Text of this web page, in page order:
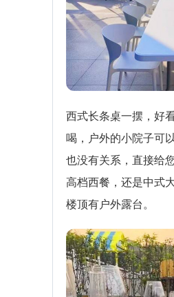
西式长条桌一摆，好
喝，户外的小院子可
也没有关系，直接给
高档西餐，还是中式
楼顶有户外露台。